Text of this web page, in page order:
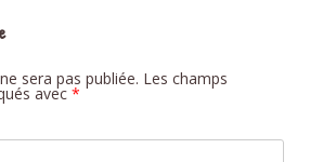
sera pas publiée. Les champs
avec *